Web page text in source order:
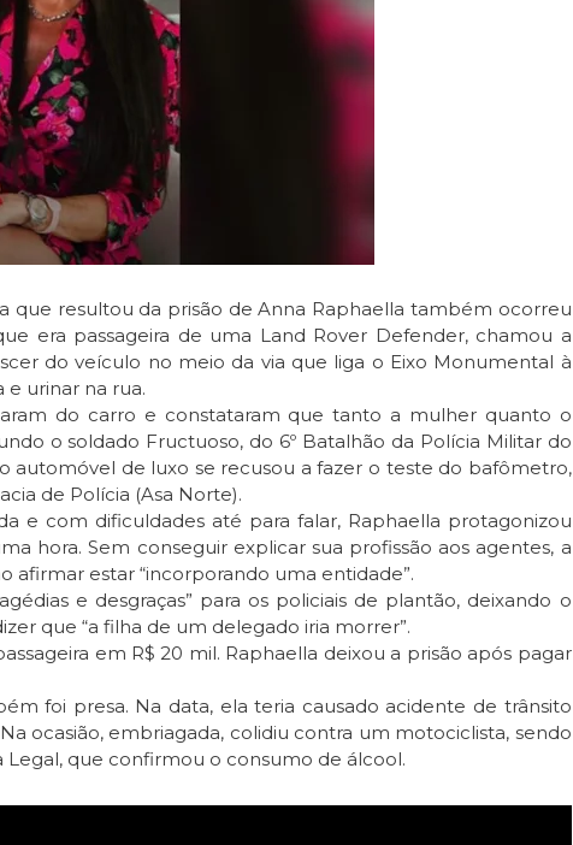
que resultou da prisão de Anna Raphaella também ocorreu
era passageira de uma Land Rover Defender, chamou a
do veículo no meio da via que liga o Eixo Monumental à
e urinar na rua.
do carro e constataram que tanto a mulher quanto o
o soldado Fructuoso, do 6º Batalhão da Polícia Militar do
automóvel de luxo se recusou a fazer o teste do bafômetro,
de Polícia (Asa Norte).
e com dificuldades até para falar, Raphaella protagonizou
hora. Sem conseguir explicar sua profissão aos agentes, a
afirmar estar “incorporando uma entidade”.
e desgraças” para os policiais de plantão, deixando o
que “a filha de um delegado iria morrer”.
em R$ 20 mil. Raphaella deixou a prisão após pagar
foi presa. Na data, ela teria causado acidente de trânsito
ocasião, embriagada, colidiu contra um motociclista, sendo
que confirmou o consumo de álcool.